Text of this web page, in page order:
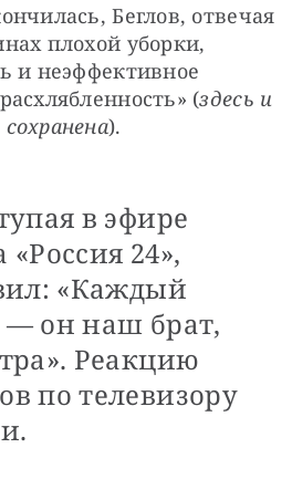
Беглов, отвечая
плохой уборки,
и неэффективное
(здесь и
).
в эфире
24»,
«Каждый
— он наш брат,
Реакцию
по телевизору